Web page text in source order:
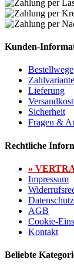
Kunden-
Bestellwege
Lieferung
Sicherheit
Fragen &
Rechtliche
»
Impressum
Datenschutz
AGB
Cookie-
Kontakt
Beliebte